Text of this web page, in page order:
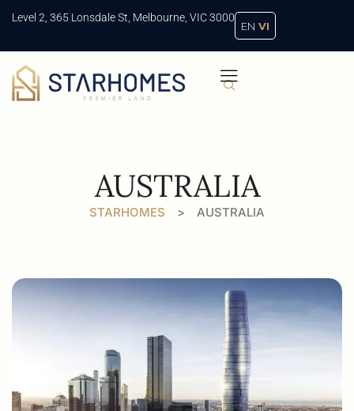
Level 2, 365 Lonsdale St, Melbourne, VIC 3000
EN VI
AUSTRALIA
STARHOMES > AUSTRALIA